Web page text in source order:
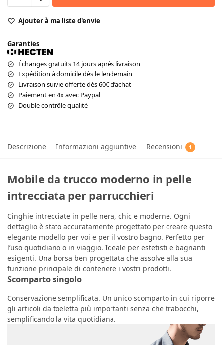
Ajouter à ma liste d'envie
Garanties
Échanges gratuits 14 jours après livraison
Expédition à domicile dès le lendemain
Livraison suivie offerte dès 60€ d’achat
Paiement en 4x avec Paypal
Double contrôle qualité
Descrizione Informazioni aggiuntive Recensioni 1
Mobile da trucco moderno in pelle
intrecciata per parrucchieri
Cinghie intrecciate in pelle nera, chic e moderne. Ogni
dettaglio è stato accuratamente progettato per creare questo
elegante modello per voi e per il vostro bagno. Perfetto per
l’uso quotidiano o in viaggio. Ideale per estetisti e bagnanti
esigenti. Una borsa ben progettata che assolve alla sua
funzione principale di contenere i vostri prodotti.
Scomparto singolo
Conservazione semplificata. Un unico scomparto in cui riporre
gli articoli da toeletta più importanti senza che trabocchi,
semplificando la vita quotidiana.